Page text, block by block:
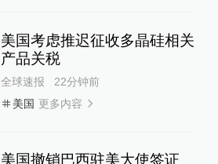
美国考虑推迟征收多晶硅相关
产品关税
全球速报
22分钟前
美国 更多内容
美国撤销巴西驻美大使签证